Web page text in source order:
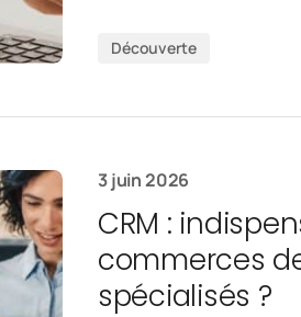
Découverte
3 juin 2026
CRM :
commerces
spécialisés ?